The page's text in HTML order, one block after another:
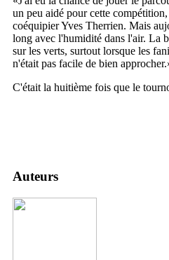
un peu aidé pour cette
coéquipier Yves Therrien. Mais
long avec l'humidité dans l'air. La
sur les verts, surtout lorsque les
n'était pas facile de bien
C'était la huitième fois que le
Auteurs